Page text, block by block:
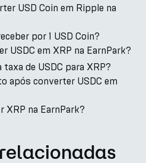
USD Coin em Ripple na
por 1 USD Coin?
USDC em XRP na EarnPark?
de USDC para XRP?
após converter USDC em
XRP na EarnPark?